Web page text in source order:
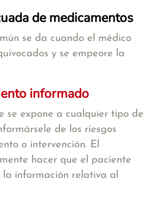
de medicamentos
se da cuando el médico
y se empeore la
informado
se expone a cualquier tipo de
de los riesgos
o intervención. El
hacer que el paciente
información relativa al